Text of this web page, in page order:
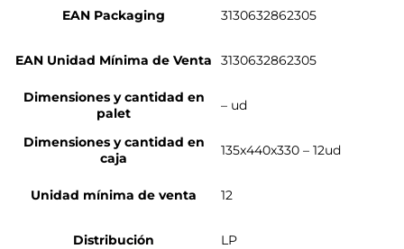
EAN Packaging 3130632862305
EAN Unidad Mínima de Venta 3130632862305
Dimensiones y cantidad en
palet
– ud
Dimensiones y cantidad en
caja
135x440x330 – 12ud
Unidad mínima de venta 12
Distribución LP